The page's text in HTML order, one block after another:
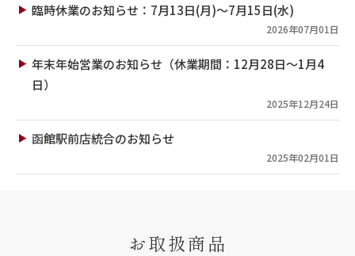
臨時休業のお知らせ：7月13日(月)～7月15日(水)
2026年07月01日
年末年始営業のお知らせ（休業期間：12月28日～1月4
日）
2025年12月24日
函館駅前店統合のお知らせ
2025年02月01日
お取扱商品